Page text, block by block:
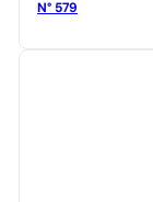
N° 579